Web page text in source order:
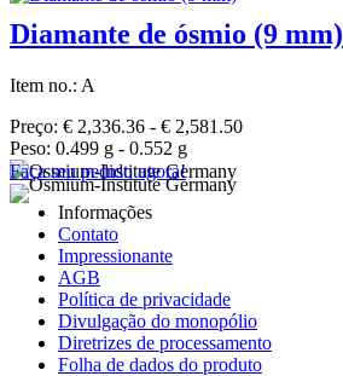
Diamante de ósmio (9 mm)
Item no.: A
Preço: € 2,336.36 - € 2,581.50
Peso: 0.499 g - 0.552 g
Faça seu pedido agora!
Informações
Contato
Impressionante
AGB
Política de privacidade
Divulgação do monopólio
Diretrizes de processamento
Folha de dados do produto